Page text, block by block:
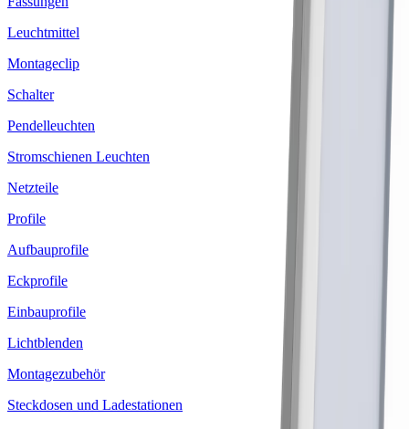
Leuchtmittel
Montageclip
Schalter
Pendelleuchten
Stromschienen Leuchten
Netzteile
Profile
Aufbauprofile
Eckprofile
Einbauprofile
Lichtblenden
Montagezubehör
Steckdosen und Ladestationen